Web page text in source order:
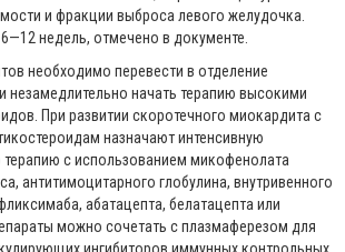
и фракции выброса левого желудочка.
недель, отмечено в документе.
необходимо перевести в отделение
незамедлительно начать терапию высокими
При развитии скоротечного миокардита с
назначают интенсивную
с использованием микофенолата
антитимоцитарного глобулина, внутривенного
абатацепта, белатацепта или
можно сочетать с плазмаферезом для